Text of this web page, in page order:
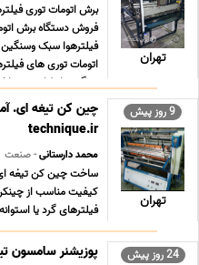
تهران
فروش دستگاه برش
فیلترهوا سبک
اتومات توری های
سنگین را طراحی و
9 روز پیش
تهران
technique.ir
محمد دارستانی- صنعت
ساخت چین کن تیغه ای
کیفیت مناسب از
فیلترهای گرد یا
فیلترهای روغن و
صنعتی گرد را نیز با
24 روز پیش پوزیشنر سامسون تیپ 3725